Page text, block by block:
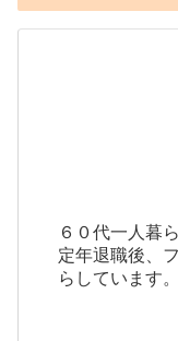
６０代一人暮
定年退職後、
らしています。